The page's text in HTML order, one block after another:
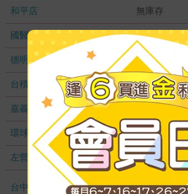
和平店 無庫存
國醫加盟店 無庫存
德明加盟店 無庫存
台積店 無庫存
嘉義耐斯店
環球店 無庫存
左營店 無庫存
台中秀泰店 1